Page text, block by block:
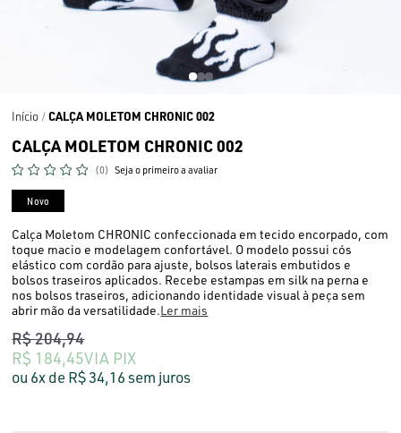
Início CALÇA MOLETOM CHRONIC 002
CALÇA MOLETOM CHRONIC 002
(0) Seja o primeiro a avaliar
Novo
Calça Moletom CHRONIC confeccionada em tecido encorpado, com
toque macio e modelagem confortável. O modelo possui cós
elástico com cordão para ajuste, bolsos laterais embutidos e
bolsos traseiros aplicados. Recebe estampas em silk na perna e
nos bolsos traseiros, adicionando identidade visual à peça sem
abrir mão da versatilidade.Ler mais
R$ 184,45VIA PIX
R$ 204,94
6x R$ 34,16sem juros